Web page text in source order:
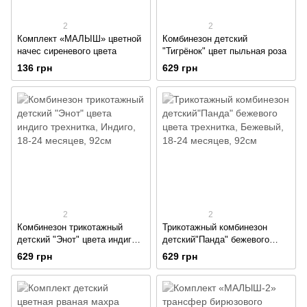
2
Комплект «МАЛЫШ» цветной
начес сиреневого цвета
136 грн
2
Комбинезон детский
"Тигрёнок" цвет пыльная роза
629 грн
2
Комбинезон трикотажный
детский "Энот" цвета индиго
трехнитка
629 грн
2
Трикотажный комбинезон
детский"Панда" бежевого
цвета трехнитка
629 грн